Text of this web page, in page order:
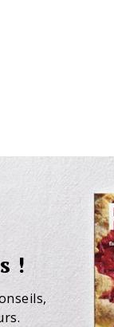
!